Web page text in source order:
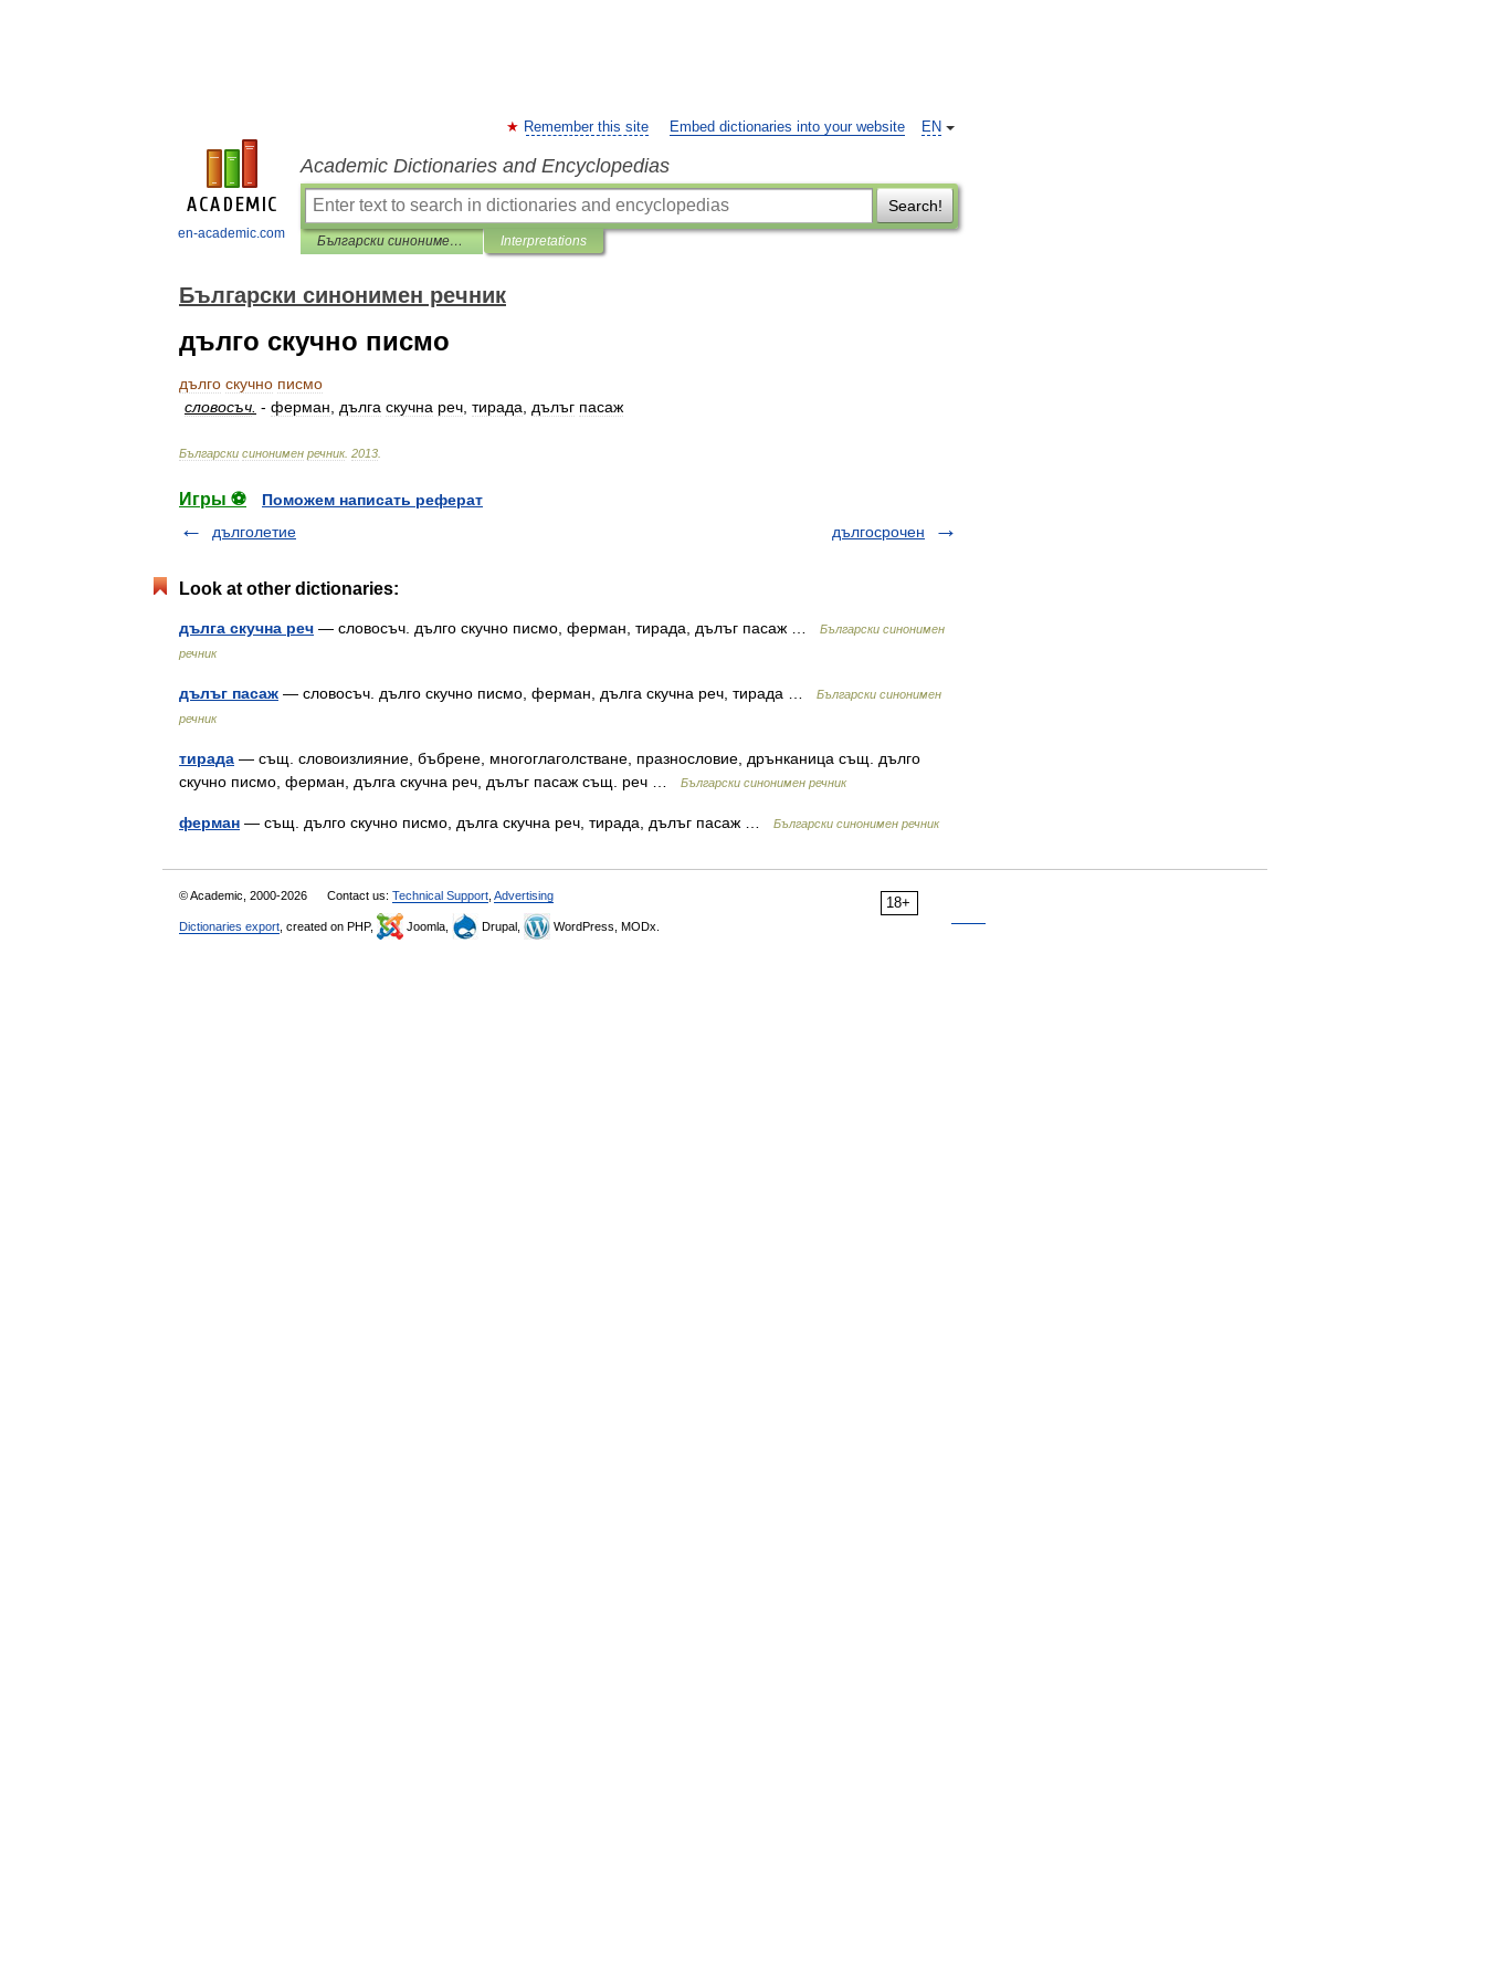
en-academic.com
EN
Remember this site Embed dictionaries into your website
Academic Dictionaries and Encyclopedias
Search!
Български синонимен речник Interpretations
Български синонимен речник
дълго скучно писмо
дълго скучно писмо
словосъч - ферман дълга скучна реч тирада дълъг пасаж
Български синонимен речник. 2013
Игры ⚽
Поможем написать реферат
дълголетие
дългосрочен
Look at other dictionaries:
дълга скучна реч — словосъч. дълго скучно писмо, ферман, тирада, дълъг пасаж …
Български синонимен
речник
дълъг пасаж — словосъч. дълго скучно писмо, ферман, дълга скучна реч, тирада …
Български синонимен
речник
тирада — същ. словоизлияние, бъбрене, многоглаголстване, празнословие, дрънканица същ. дълго
скучно писмо, ферман, дълга скучна реч, дълъг пасаж същ. реч …
Български синонимен речник
ферман — същ. дълго скучно писмо, дълга скучна реч, тирада, дълъг пасаж … Български синонимен речник
18+
© Academic, 2000-2026 Contact us: Technical Support Advertising
Dictionaries export , created on PHP, Joomla, Drupal, WordPress, MODx.